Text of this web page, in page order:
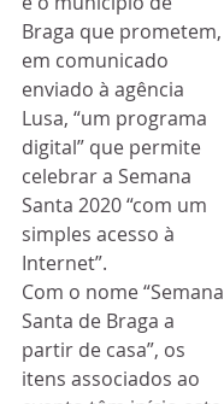
Braga que prometem,
em comunicado
enviado à agência
Lusa, “um programa
digital” que permite
celebrar a Semana
Santa 2020 “com um
simples acesso à
Internet”.
Com o nome “Semana
Santa de Braga a
partir de casa”, os
itens associados ao